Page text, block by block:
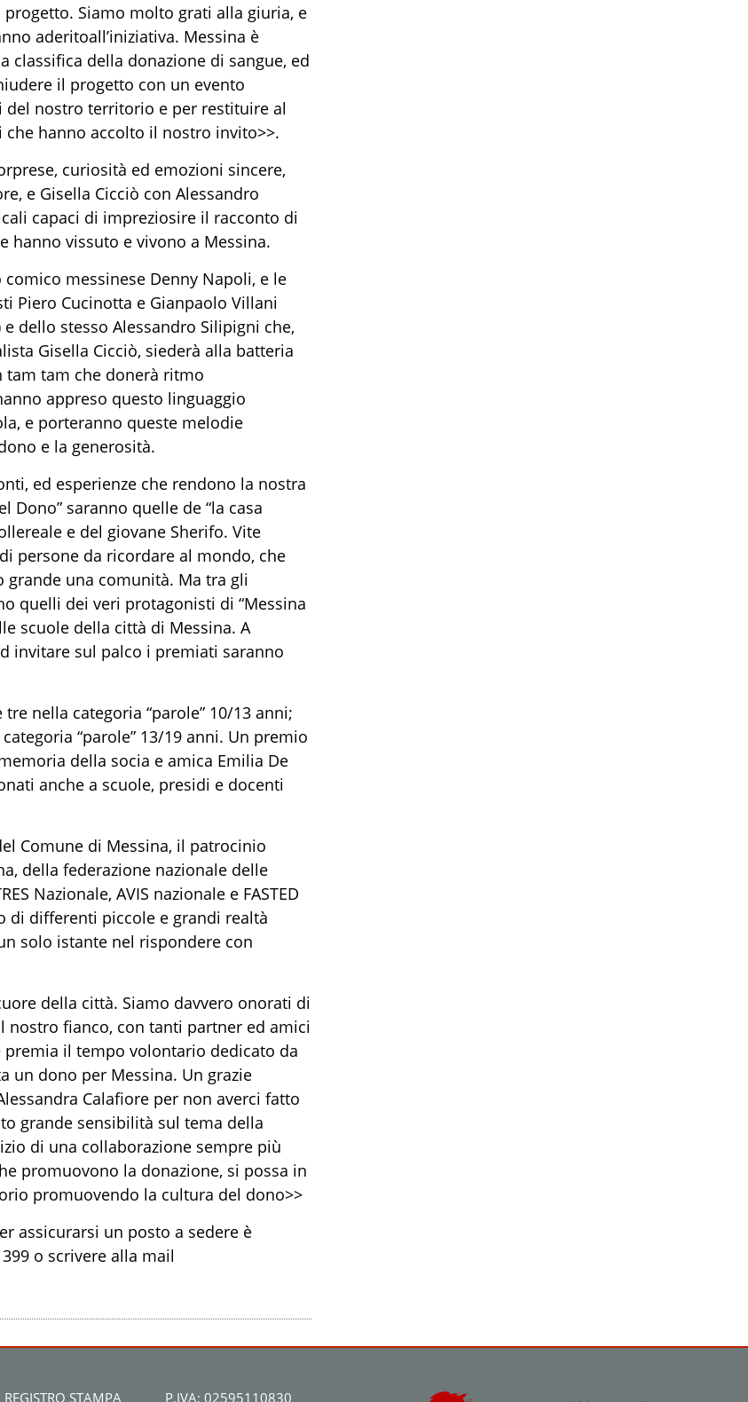
progetto. Siamo molto grati alla giuria, e
aderitoall’iniziativa. Messina è
classifica della donazione di sangue, ed
il progetto con un evento
del nostro territorio e per restituire al
che hanno accolto il nostro invito>>.
curiosità ed emozioni sincere,
e Gisella Cicciò con Alessandro
capaci di impreziosire il racconto di
hanno vissuto e vivono a Messina.
messinese Denny Napoli, e le
Piero Cucinotta e Gianpaolo Villani
e dello stesso Alessandro Silipigni che,
Gisella Cicciò, siederà alla batteria
tam tam che donerà ritmo
appreso questo linguaggio
e porteranno queste melodie
e la generosità.
ed esperienze che rendono la nostra
Dono” saranno quelle de “la casa
e del giovane Sherifo. Vite
persone da ricordare al mondo, che
grande una comunità. Ma tra gli
quelli dei veri protagonisti di “Messina
scuole della città di Messina. A
d invitare sul palco i premiati saranno
tre nella categoria “parole” 10/13 anni;
“parole” 13/19 anni. Un premio
della socia e amica Emilia De
anche a scuole, presidi e docenti
Comune di Messina, il patrocinio
, della federazione nazionale delle
Nazionale, AVIS nazionale e FASTED
di differenti piccole e grandi realtà
solo istante nel rispondere con
della città. Siamo davvero onorati di
nostro fianco, con tanti partner ed amici
premia il tempo volontario dedicato da
un dono per Messina. Un grazie
Calafiore per non averci fatto
grande sensibilità sul tema della
di una collaborazione sempre più
promuovono la donazione, si possa in
promuovendo la cultura del dono>>
assicurarsi un posto a sedere è
o scrivere alla mail
STAMPA P.IVA: 02595110830